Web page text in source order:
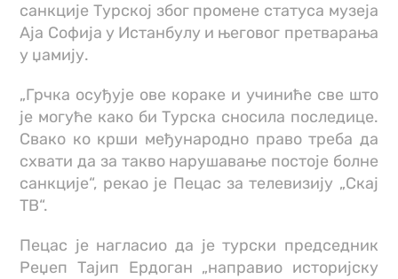
санкције Турској због промене статуса музеја
Аја Софија у Истанбулу и његовог претварања
у џамију.
„Грчка осуђује ове кораке и учиниће све што
је могуће како би Турска сносила последице.
Свако ко крши међународно право треба да
схвати да за такво нарушавање постоје болне
санкције“, рекао је Пецас за телевизију „Скај
ТВ“.
Пецас је нагласио да је турски председник
Реџеп Тајип Ердоган „направио историјску